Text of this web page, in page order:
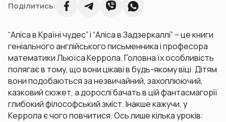
Поділитись:
“Аліса в Країні чудес” і “Аліса в Задзеркаллі” – це книги
геніального англійського письменника і професора
математики Льюїса Керрола. Головна їх особливість
полягає в тому, що вони цікаві в будь-якому віці. Дітям
вони подобаються за незвичайний, захоплюючий,
казковий сюжет, а дорослі бачать в цій фантасмагорії
глибокий філософський зміст. Інакше кажучи, у
Керрола є чого повчитися. Ось лише кілька уроків: